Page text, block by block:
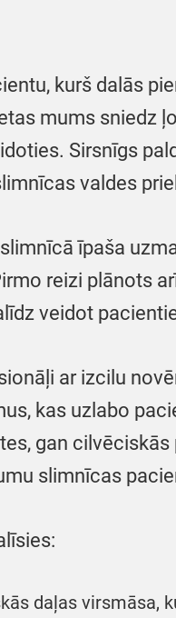
kurš dalās
mums sniedz
Sirsnīgs
valdes
īpaša
reizi plānots
veidot
ar izcilu
kas uzlabo
gan
slimnīcas
daļas virsmāsa,